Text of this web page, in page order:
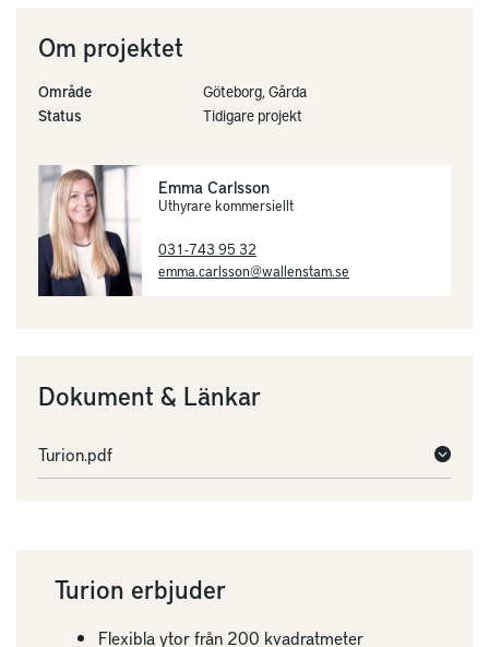
Om projektet
Område
Göteborg, Gårda
Status
Tidigare projekt
Emma Carlsson
Uthyrare kommersiellt
031-743 95 32
emma.carlsson@wallenstam.se
Dokument & Länkar
Turion.pdf
Turion erbjuder
Flexibla ytor från 200 kvadratmeter